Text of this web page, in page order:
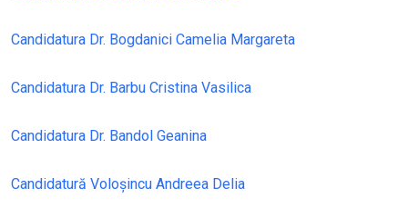
Candidatura Dr. Bogdanici Camelia Margareta
Candidatura Dr. Barbu Cristina Vasilica
Candidatura Dr. Bandol Geanina
Candidatură Voloșincu Andreea Delia